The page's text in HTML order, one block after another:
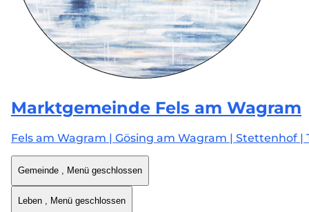
Marktgemeinde Fels am Wagram
Fels am Wagram | Gösing am Wagram | Stettenhof |
Gemeinde , Menü geschlossen
Leben , Menü geschlossen